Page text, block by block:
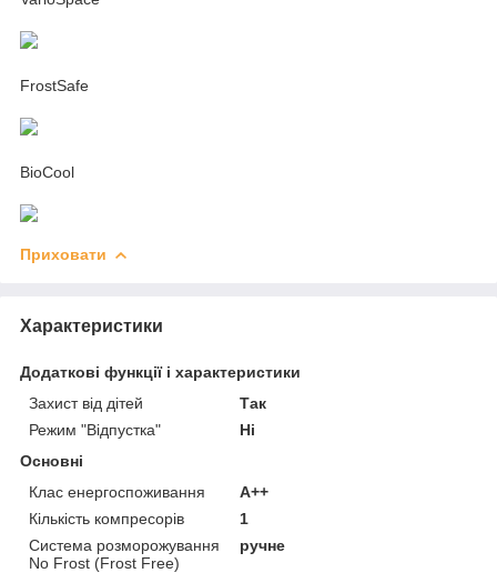
FrostSafe
BioCool
Приховати
Характеристики
Додаткові функції і характеристики
Захист від дітей
Так
Режим "Відпустка"
Ні
Основні
Клас енергоспоживання
A++
Кількість компресорів
1
Система розморожування
No Frost (Frost Free)
ручне